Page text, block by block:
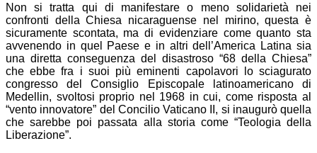
Non si tratta qui di manifestare o meno solidarietà nei
confronti della Chiesa nicaraguense nel mirino, questa è
sicuramente scontata, ma di evidenziare come quanto sta
avvenendo in quel Paese e in altri dell’America Latina sia
una diretta conseguenza del disastroso “68 della Chiesa”
che ebbe fra i suoi più eminenti capolavori lo sciagurato
congresso del Consiglio Episcopale latinoamericano di
Medellin, svoltosi proprio nel 1968 in cui, come risposta al
“vento innovatore” del Concilio Vaticano II, si inaugurò quella
che sarebbe poi passata alla storia come “Teologia della
Liberazione”.